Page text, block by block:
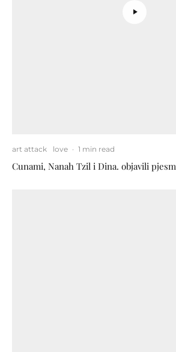
art attack love · 1 min read
Cunami, Nanah Tzil i Dina. objavili